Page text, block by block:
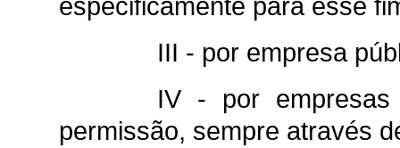
III - por empresa
IV - por
permissão, sempre através